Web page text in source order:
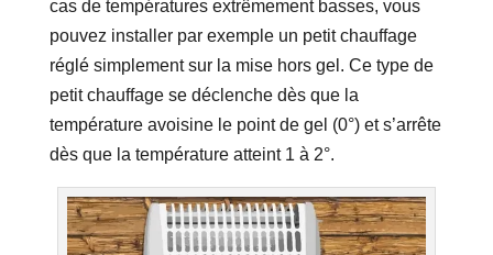
cas de températures extrêmement basses, vous
pouvez installer par exemple un petit chauffage
réglé simplement sur la mise hors gel. Ce type de
petit chauffage se déclenche dès que la
température avoisine le point de gel (0°) et s’arrête
dès que la température atteint 1 à 2°.